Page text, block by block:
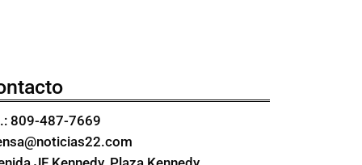
809-487-7669